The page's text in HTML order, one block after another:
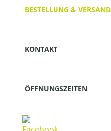
BESTELLUNG & VERSAND
KONTAKT
ÖFFNUNGSZEITEN